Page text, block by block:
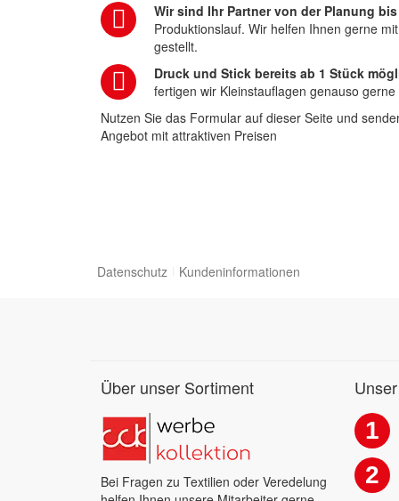
Wir sind Ihr Partner von der Planung
Produktionslauf. Wir helfen Ihnen gerne
gestellt.
Druck und Stick bereits ab 1 Stück
fertigen wir Kleinstauflagen genauso
Nutzen Sie das Formular auf dieser Seite und
Angebot mit attraktiven Preisen
Datenschutz Kundeninformationen
Über unser Sortiment
Bei Fragen zu Textilien oder Veredelung
1
2